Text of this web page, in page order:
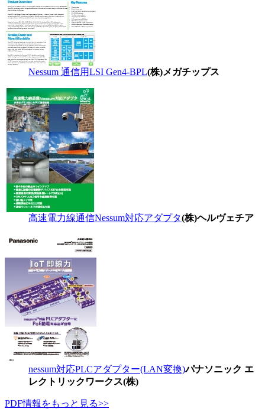
Nessum 通信用LSI Gen4-BPL(株)メガチップス
高速電力線通信Nessum対応アダプタ(株)ヘルヴェチア
nessum対応PLCアダプター(LAN変換)パナソニック エ
レクトリックワークス(株)
PDF情報をもっと見る>>